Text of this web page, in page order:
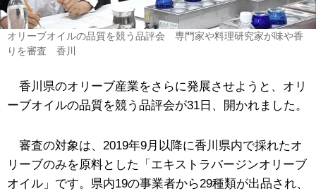
オリーブオイルの品質を競う品評会 専門家や料理研究家が味や香
りを審査 香川
香川県のオリーブ産業をさらに発展させようと、オリ
ーブオイルの品質を競う品評会が31日、開かれました。
審査の対象は、2019年9月以降に香川県内で採れたオ
リーブのみを原料とした「エキストラバージンオリーブ
オイル」です。県内19の事業者から29種類が出品され、